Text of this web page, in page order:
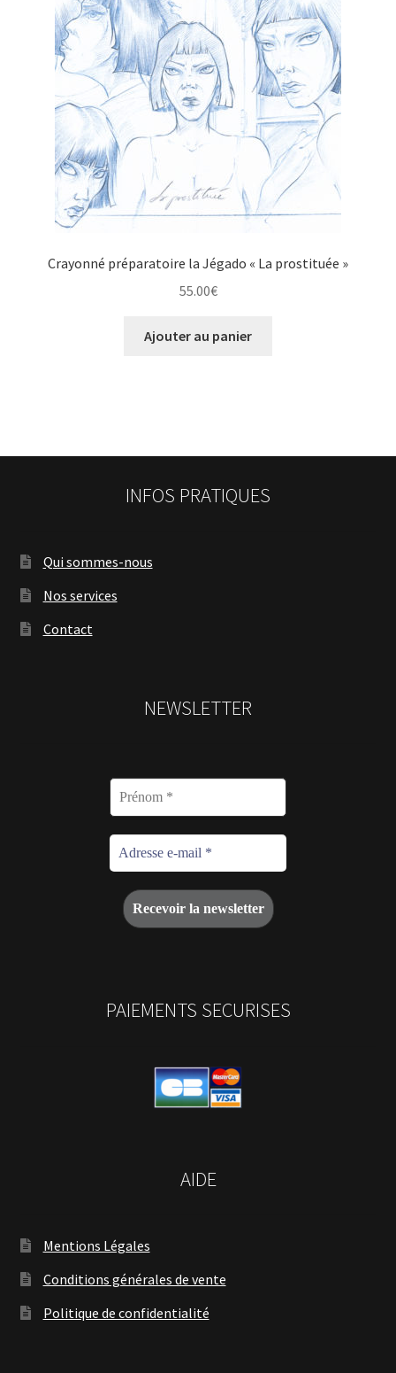
Crayonné préparatoire la Jégado « La prostituée »
55.00€
Ajouter au panier
INFOS PRATIQUES
Qui sommes-nous
Nos services
Contact
NEWSLETTER
PAIEMENTS SECURISES
AIDE
Mentions Légales
Conditions générales de vente
Politique de confidentialité